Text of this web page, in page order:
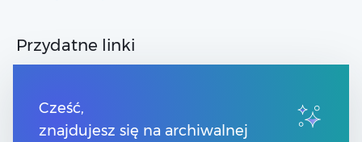
Przydatne linki
Strony dla Partnerów
Pomoc Comarch Betterfly
Pomoc Comarch e-Sklep
Cześć,
znajdujesz się na archiwalnej